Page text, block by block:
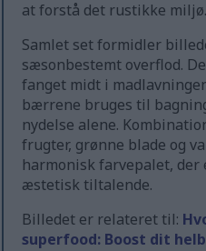
at forstå det rustikke miljø.
Samlet set formidler
sæsonbestemt overflod.
fanget midt i
bærrene bruges til
nydelse alene.
frugter, grønne blade og
harmonisk farvepalet,
æstetisk tiltalende.
Billedet er relateret til:
superfood: Boost dit